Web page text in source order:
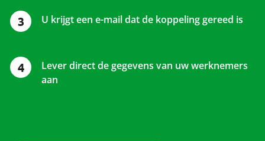
U krijgt een e-mail dat de koppeling gereed is
Lever direct de gegevens van uw werknemers
aan